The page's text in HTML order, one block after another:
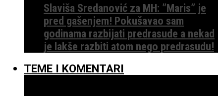
Slaviša Sredanović za MH: ”Maris” je
pred gašenjem! Pokušavao sam
godinama razbijati predrasude a nekad
je lakše razbiti atom nego predrasudu!
TEME I KOMENTARI